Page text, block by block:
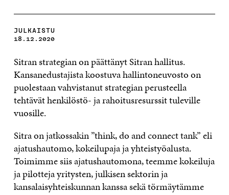
JULKAISTU
18.12.2020
Sitran strategian on päättänyt Sitran hallitus.
Kansanedustajista koostuva hallintoneuvosto on
puolestaan vahvistanut strategian perusteella
tehtävät henkilöstö- ja rahoitusresurssit tuleville
vuosille.
Sitra on jatkossakin ”think, do and connect tank” eli
ajatushautomo, kokeilupaja ja yhteistyöalusta.
Toimimme siis ajatushautomona, teemme kokeiluja
ja pilotteja yritysten, julkisen sektorin ja
kansalaisyhteiskunnan kanssa sekä törmäytämme